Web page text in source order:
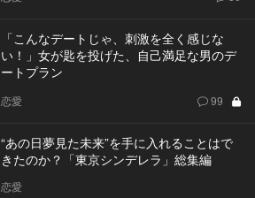
「こんなデートじゃ、刺激を全く感じな
い！」女が匙を投げた、自己満足な男のデ
ートプラン
恋愛 99
“あの日夢見た未来”を手に入れることはで
きたのか？「東京シンデレラ」総集編
恋愛